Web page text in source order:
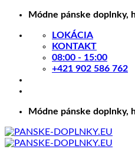
Skip
content
Módne pánske doplnky,
LOKÁCIA
KONTAKT
08:00 - 15:00
+421 902 586 762
Módne pánske doplnky,